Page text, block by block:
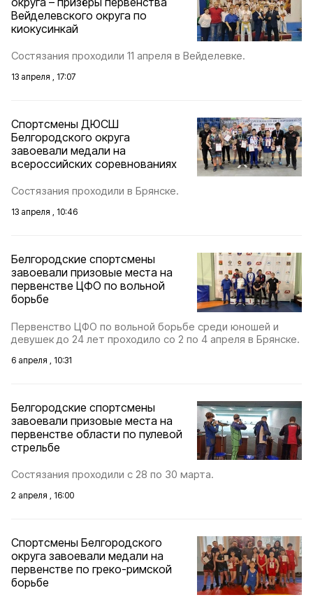
Вейделевского округа по
киокусинкай
Состязания проходили 11 апреля в Вейделевке.
13 апреля , 17:07
Спортсмены ДЮСШ
Белгородского округа
завоевали медали на
всероссийских соревнованиях
Состязания проходили в Брянске.
13 апреля , 10:46
Белгородские спортсмены
завоевали призовые места на
первенстве ЦФО по вольной
борьбе
Первенство ЦФО по вольной борьбе среди юношей и
девушек до 24 лет проходило со 2 по 4 апреля в Брянске.
6 апреля , 10:31
Белгородские спортсмены
завоевали призовые места на
первенстве области по пулевой
стрельбе
Состязания проходили с 28 по 30 марта.
2 апреля , 16:00
Спортсмены Белгородского
округа завоевали медали на
первенстве по греко-римской
борьбе